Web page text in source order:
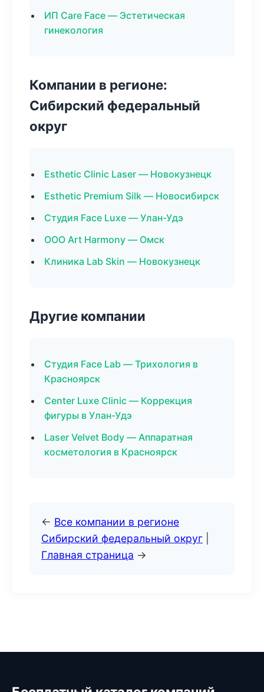
ИП Care Face — Эстетическая
гинекология
Компании в регионе:
Сибирский федеральный
округ
Esthetic Clinic Laser — Новокузнецк
Esthetic Premium Silk — Новосибирск
Студия Face Luxe — Улан-Удэ
ООО Art Harmony — Омск
Клиника Lab Skin — Новокузнецк
Другие компании
Студия Face Lab — Трихология в
Красноярск
Center Luxe Clinic — Коррекция
фигуры в Улан-Удэ
Laser Velvet Body — Аппаратная
косметология в Красноярск
← Все компании в регионе
Сибирский федеральный округ
Главная страница →